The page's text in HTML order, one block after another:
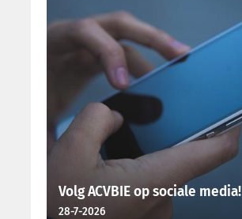
Volg ACVBIE op sociale media!
28-7-2026